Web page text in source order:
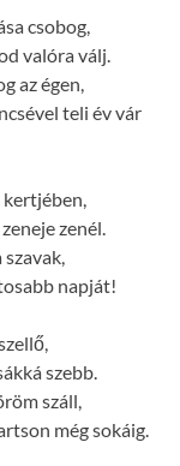
csobog,
valóra válj.
az égen,
teli év vár
zenél.
napját!
szebb.
száll,
még sokáig.